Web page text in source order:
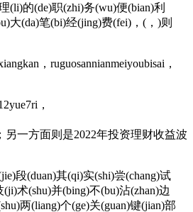
的(de)职(zhi)务(wu)便(bian)利
大(da)笔(bi)经(jing)费(fei)，(，)则
，ruguosannianmeiyoubisai，
，
另一方面则是2022年投资理财收益波
段(duan)其(qi)实(shi)尝(chang)试
术(shu)并(bing)不(bu)沾(zhan)边
两(liang)个(ge)关(guan)键(jian)部